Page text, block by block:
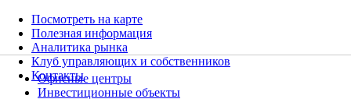
Посмотреть на карте
Полезная информация
Аналитика рынка
Клуб управляющих и собственников
Контакты
Офисные центры
Инвестиционные объекты